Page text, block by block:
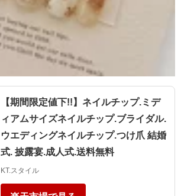
【期間限定値下!!】ネイルチップ.ミデ
ィアムサイズネイルチップ.ブライダル.
ウエディングネイルチップ.つけ爪 結婚
式. 披露宴.成人式.送料無料
KT.スタイル